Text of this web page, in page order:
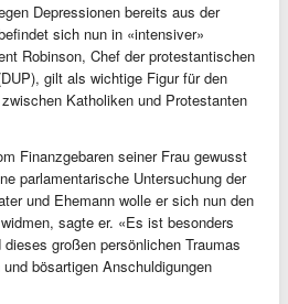
Depressionen bereits aus der
sich nun in «intensiver»
Robinson, Chef der protestantischen
gilt als wichtige Figur für den
Katholiken und Protestanten
Finanzgebaren seiner Frau gewusst
parlamentarische Untersuchung der
und Ehemann wolle er sich nun den
sagte er. «Es ist besonders
großen persönlichen Traumas
bösartigen Anschuldigungen